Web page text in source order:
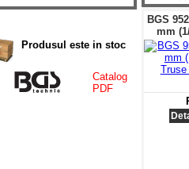
Produsul este in stoc
Catalog
PDF
BGS
mm